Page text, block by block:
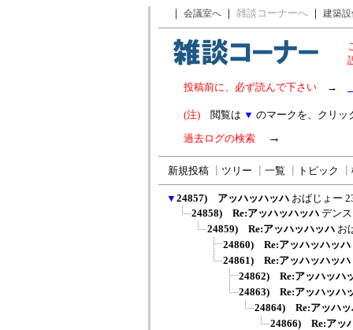
｜ 会議室へ ｜ 雑談コーナーへ ｜ 建築
投稿前に、必ず読んで下さい →
(注) 閲覧は ▼ のマークを、クリッ
過去ログの検索 →
新規投稿 ツリー 一覧 トピック
▼ 24857) アッハッハッハ おばじょー
24858) Re:アッハッハッハ デン
24859) Re:アッハッハッハ お
24860) Re:アッハッハッハ
24861) Re:アッハッハッハ
24862) Re:アッハッハ
24863) Re:アッハッハ
24864) Re:アッハッ
24866) Re:アッ